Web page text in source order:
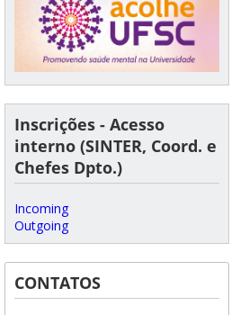
Inscrições - Acesso
interno (SINTER, Coord. e
Chefes Dpto.)
Incoming
Outgoing
CONTATOS